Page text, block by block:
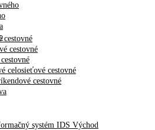
cestovné
cestovné
celosieťové cestovné
cestovné
systém IDS Východ